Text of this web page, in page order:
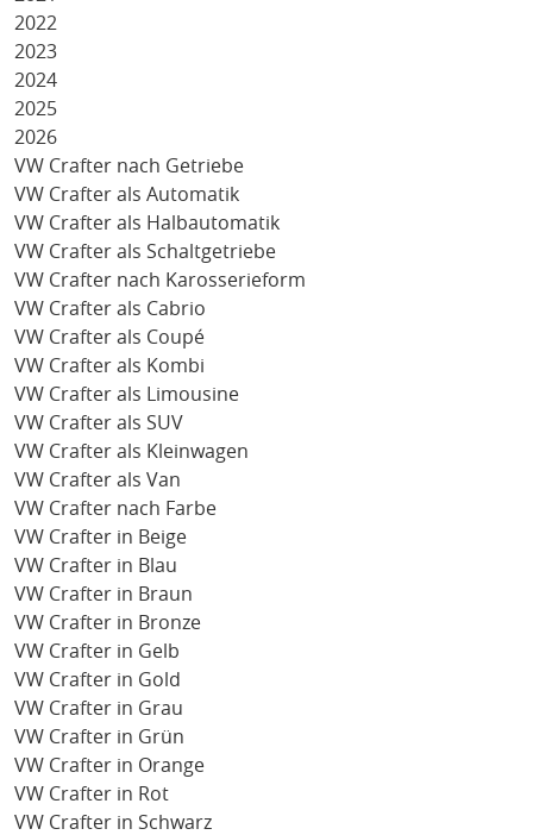
2022
2023
2024
2025
2026
VW Crafter nach Getriebe
VW Crafter als Automatik
VW Crafter als Halbautomatik
VW Crafter als Schaltgetriebe
VW Crafter nach Karosserieform
VW Crafter als Cabrio
VW Crafter als Coupé
VW Crafter als Kombi
VW Crafter als Limousine
VW Crafter als SUV
VW Crafter als Kleinwagen
VW Crafter als Van
VW Crafter nach Farbe
VW Crafter in Beige
VW Crafter in Blau
VW Crafter in Braun
VW Crafter in Bronze
VW Crafter in Gelb
VW Crafter in Gold
VW Crafter in Grau
VW Crafter in Grün
VW Crafter in Orange
VW Crafter in Rot
VW Crafter in Schwarz